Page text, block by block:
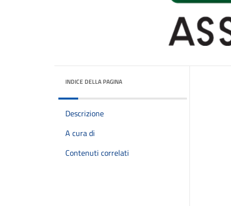
INDICE DELLA PAGINA
Descrizione
A cura di
Contenuti correlati